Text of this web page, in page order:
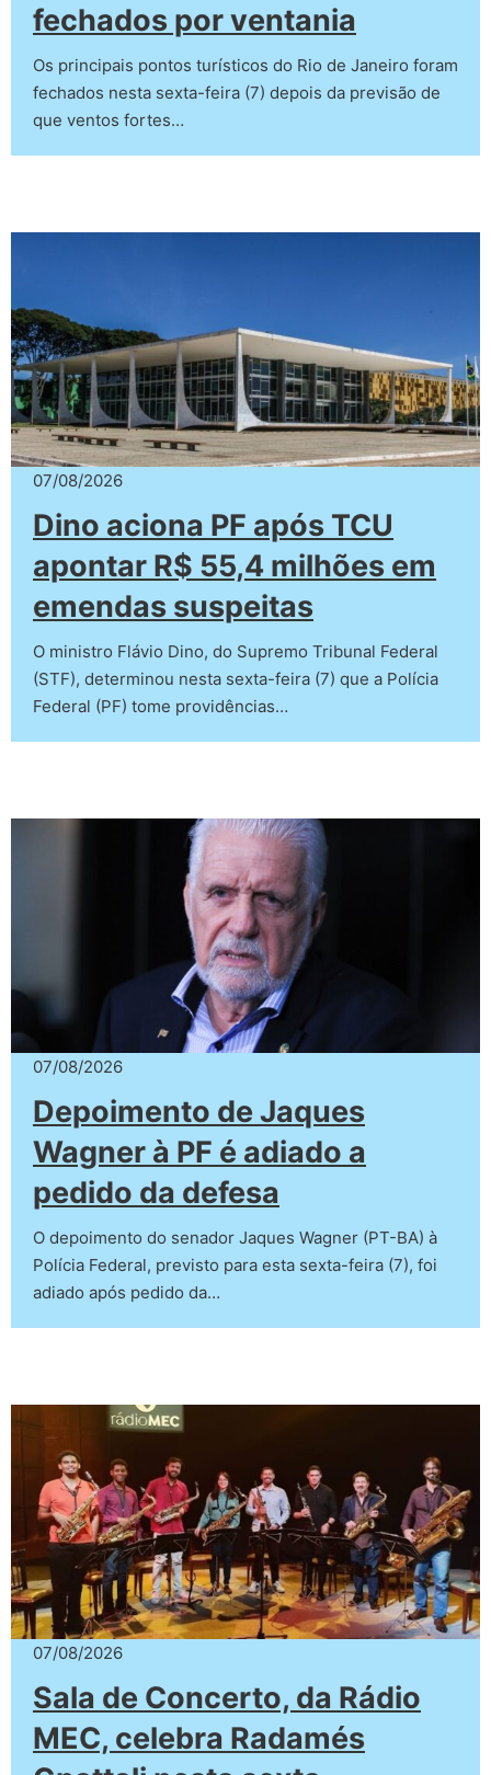
fechados por ventania
Os principais pontos turísticos do Rio de Janeiro foram
fechados nesta sexta-feira (7) depois da previsão de
que ventos fortes…
07/08/2026
Dino aciona PF após TCU
apontar R$ 55,4 milhões em
emendas suspeitas
O ministro Flávio Dino, do Supremo Tribunal Federal
(STF), determinou nesta sexta-feira (7) que a Polícia
Federal (PF) tome providências…
07/08/2026
Depoimento de Jaques
Wagner à PF é adiado a
pedido da defesa
O depoimento do senador Jaques Wagner (PT-BA) à
Polícia Federal, previsto para esta sexta-feira (7), foi
adiado após pedido da…
07/08/2026
Sala de Concerto, da Rádio
MEC, celebra Radamés